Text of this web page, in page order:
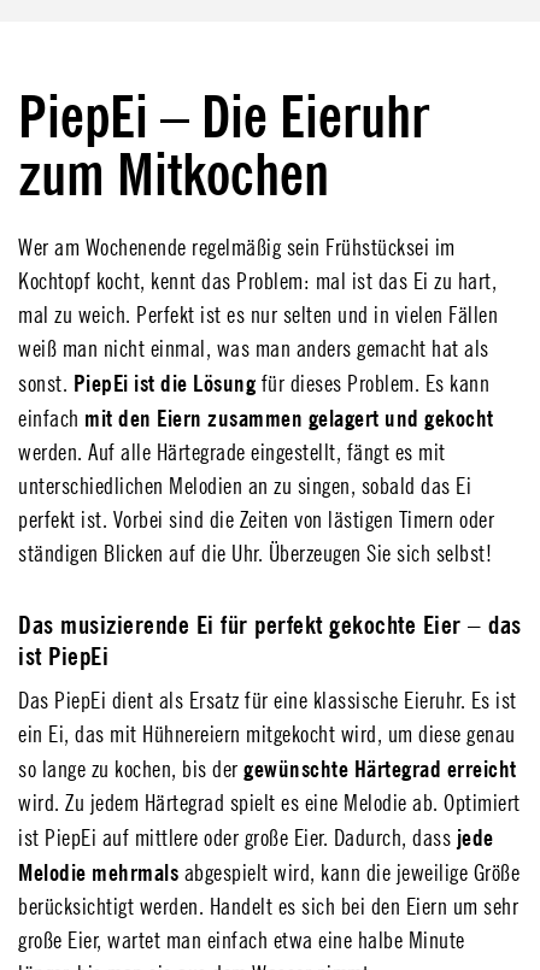
PiepEi – Die Eieruhr
zum Mitkochen
Wer am Wochenende regelmäßig sein Frühstücksei im
Kochtopf kocht, kennt das Problem: mal ist das Ei zu hart,
mal zu weich. Perfekt ist es nur selten und in vielen Fällen
weiß man nicht einmal, was man anders gemacht hat als
sonst. PiepEi ist die Lösung für dieses Problem. Es kann
einfach mit den Eiern zusammen gelagert und gekocht
werden. Auf alle Härtegrade eingestellt, fängt es mit
unterschiedlichen Melodien an zu singen, sobald das Ei
perfekt ist. Vorbei sind die Zeiten von lästigen Timern oder
ständigen Blicken auf die Uhr. Überzeugen Sie sich selbst!
Das musizierende Ei für perfekt gekochte Eier – das
ist PiepEi
Das PiepEi dient als Ersatz für eine klassische Eieruhr. Es ist
ein Ei, das mit Hühnereiern mitgekocht wird, um diese genau
so lange zu kochen, bis der gewünschte Härtegrad erreicht
wird. Zu jedem Härtegrad spielt es eine Melodie ab. Optimiert
ist PiepEi auf mittlere oder große Eier. Dadurch, dass jede
Melodie mehrmals abgespielt wird, kann die jeweilige Größe
berücksichtigt werden. Handelt es sich bei den Eiern um sehr
große Eier, wartet man einfach etwa eine halbe Minute